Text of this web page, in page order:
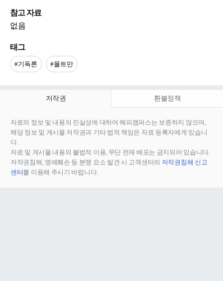
참고 자료
없음
태그
#기독론 #몰트만
저작권 환불정책
자료의 정보 및 내용의 진실성에 대하여 해피캠퍼스는 보증하지 않으며,
해당 정보 및 게시물 저작권과 기타 법적 책임은 자료 등록자에게 있습니
다.
자료 및 게시물 내용의 불법적 이용, 무단 전재∙배포는 금지되어 있습니다.
저작권침해, 명예훼손 등 분쟁 요소 발견 시 고객센터의 저작권침해 신고
센터를 이용해 주시기 바랍니다.